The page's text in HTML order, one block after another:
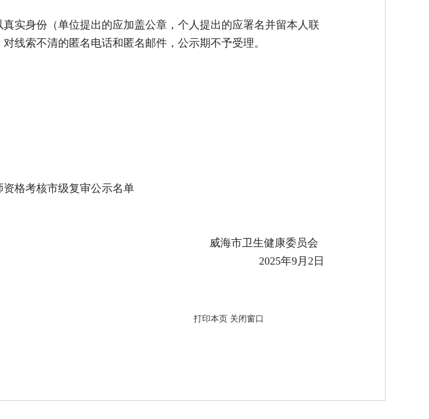
实身份（单位提出的应加盖公章，个人提出的应署名并留本人联
线索不清的匿名电话和匿名邮件，公示期不予受理。
格考核市级复审公示名单
威海市卫生健康委员会
2025年9月2日
打印本页 关闭窗口